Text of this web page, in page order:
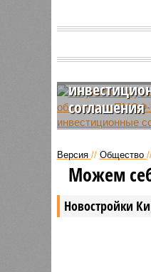
Кировской
соглашения
Команда
Итогом участия
Версия // Общество
Новостройки
Можем